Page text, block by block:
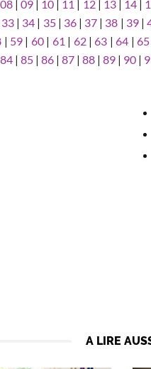
08 |09 | 10 | 11 | 12| 13| 14|
33| 34 | 35| 36| 37 | 38 | 39|
| 59 | 60| 61 | 62|63 |64 | 65
84 | 85 | 86 | 87 | 88 | 89 | 90 |
A LIRE